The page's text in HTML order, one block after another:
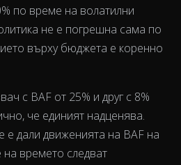
по време на волатилни
не е погрешна сама по
върху бюджета е коренно
с BAF от 25% и друг с 8%
че единият надценява.
е дали движенията на BAF на
на времето следват